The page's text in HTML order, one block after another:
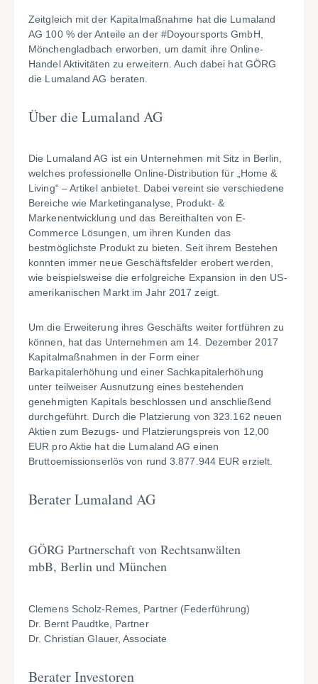
Zeitgleich mit der Kapitalmaßnahme hat die Lumaland
AG 100 % der Anteile an der #Doyoursports GmbH,
Mönchengladbach erworben, um damit ihre Online-
Handel Aktivitäten zu erweitern. Auch dabei hat GÖRG
die Lumaland AG beraten.
Über die Lumaland AG
Die Lumaland AG ist ein Unternehmen mit Sitz in Berlin,
welches professionelle Online-Distribution für „Home &
Living“ – Artikel anbietet. Dabei vereint sie verschiedene
Bereiche wie Marketinganalyse, Produkt- &
Markenentwicklung und das Bereithalten von E-
Commerce Lösungen, um ihren Kunden das
bestmöglichste Produkt zu bieten. Seit ihrem Bestehen
konnten immer neue Geschäftsfelder erobert werden,
wie beispielsweise die erfolgreiche Expansion in den US-
amerikanischen Markt im Jahr 2017 zeigt.
Um die Erweiterung ihres Geschäfts weiter fortführen zu
können, hat das Unternehmen am 14. Dezember 2017
Kapitalmaßnahmen in der Form einer
Barkapitalerhöhung und einer Sachkapitalerhöhung
unter teilweiser Ausnutzung eines bestehenden
genehmigten Kapitals beschlossen und anschließend
durchgeführt. Durch die Platzierung von 323.162 neuen
Aktien zum Bezugs- und Platzierungspreis von 12,00
EUR pro Aktie hat die Lumaland AG einen
Bruttoemissionserlös von rund 3.877.944 EUR erzielt.
Berater Lumaland AG
GÖRG Partnerschaft von Rechtsanwälten
mbB, Berlin und München
Clemens Scholz-Remes, Partner (Federführung)
Dr. Bernt Paudtke, Partner
Dr. Christian Glauer, Associate
Berater Investoren